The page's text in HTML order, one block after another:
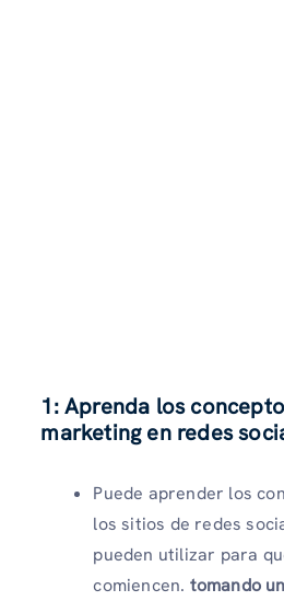
1: Aprenda los
marketing en redes
Puede aprender los
los sitios de redes
pueden utilizar para
comiencen. tomando